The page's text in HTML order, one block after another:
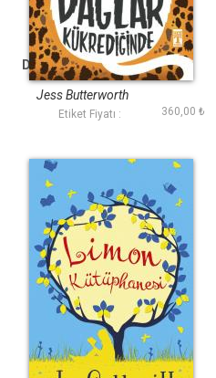
Dağlar Kükrediğinde
Jess Butterworth
Etiket Fiyatı : 360,00 ₺